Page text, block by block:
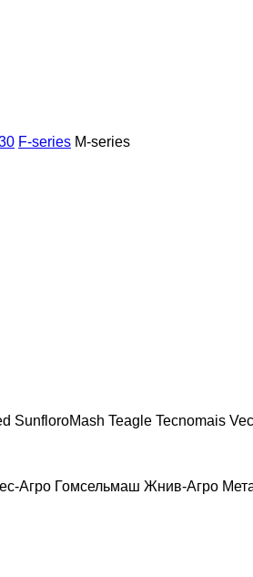
F-series M-series
SunfloroMash Teagle Tecnomais
Агро Гомсельмаш Жнив-Агро